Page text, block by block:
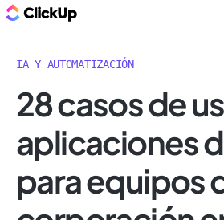
IA Y AUTOMATIZACIÓN
28 casos de
aplicaciones
para equipos